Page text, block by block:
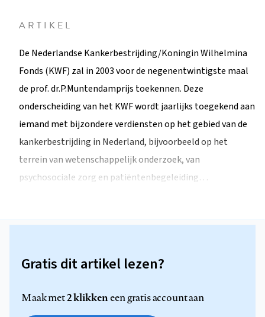
ARTIKEL
De Nederlandse Kankerbestrijding/Koningin Wilhelmina
Fonds (KWF) zal in 2003 voor de negenentwintigste maal
de prof. dr.P.Muntendamprijs toekennen. Deze
onderscheiding van het KWF wordt jaarlijks toegekend aan
iemand met bijzondere verdiensten op het gebied van de
kankerbestrijding in Nederland, bijvoorbeeld op het
terrein van wetenschappelijk onderzoek, van
psychosociale zorg en patiëntenbegeleiding…
Gratis dit artikel lezen?
Maak met2 klikkeneen gratis account aan